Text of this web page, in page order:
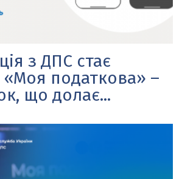
з ДПС стає
податкова» –
що долає...